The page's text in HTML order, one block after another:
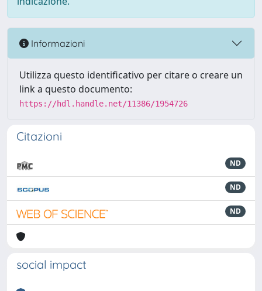
Informazioni
Utilizza questo identificativo per citare o creare un
link a questo documento:
https://hdl.handle.net/11386/1954726
Citazioni
ND
ND
ND
social impact